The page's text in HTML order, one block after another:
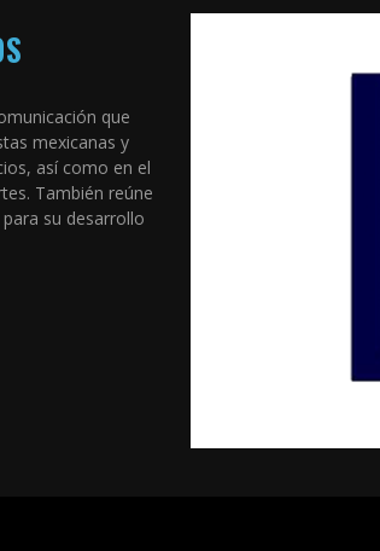
que
mexicanas y
así como en el
También reúne
su desarrollo